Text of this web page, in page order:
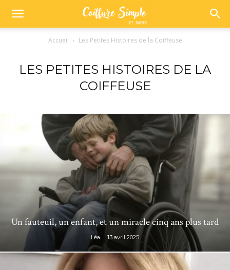
Accueil Les Petites Histoires de la Coiffeuse
LES PETITES HISTOIRES DE LA
COIFFEUSE
Un fauteuil, un enfant, et un miracle cinq ans plus tard
Léa - 13 avril 2025